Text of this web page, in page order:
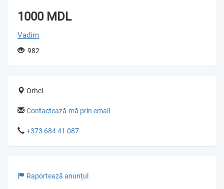
1000 MDL
Vadim
982
Orhei
Contactează-mă prin email
+373 684 41 087
Raportează anunțul